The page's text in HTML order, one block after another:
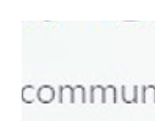
통되었습니다. 그에 비해
른 암호화폐들이 등장했습
상시키기 위한 노력(거래
에 국한되었습니다. 이더